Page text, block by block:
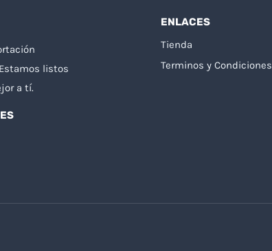
listos
a tí.
ENLACES
Tienda
Terminos y Condiciones